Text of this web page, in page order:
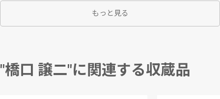
もっと見る
"橋口 譲二"に関連する収蔵品